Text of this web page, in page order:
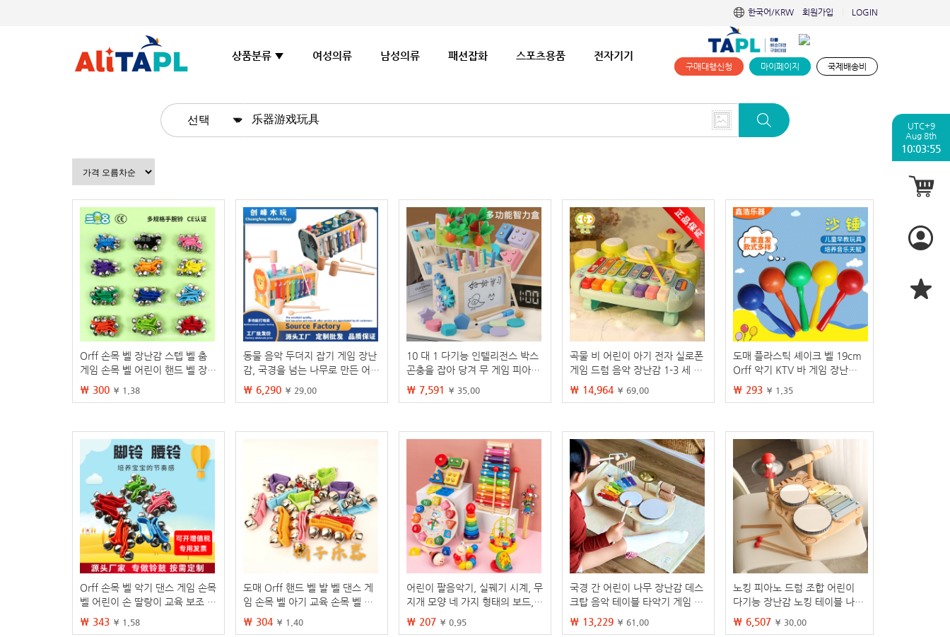
한국어/KRW 회원가입 LOGIN
상품분류 ▼ 여성의류 남성의류 패션잡화 스포츠용품 전자기기
구매대행신청 마이페이지 국제배송비
UTC+9
Aug 8th
10:03:56
Orff 손목 벨 장난감 스텝 벨 춤
게임 손목 벨 어린이 핸드 벨 장난
감 풋벨 허리 벨
₩ 300 ¥ 1.38
동물 음악 두더지 잡기 게임 장난
감, 국경을 넘는 나무로 만든 어린
이 교육용 두드림 악기, 트위스트
스틱, 트위스트 마우스
₩ 6,290 ¥ 29.00
10 대 1 다기능 인텔리전스 박스
곤충을 잡아 당겨 무 게임 피아노
드로잉 보드 모양 일치 어린이 조
기 교육 장난감
₩ 7,591 ¥ 35.00
곡물 비 어린이 아기 전자 실로폰
게임 드럼 음악 장난감 1-3 세 아
기 조기 교육 장난감 피아노
₩ 14,964 ¥ 69.00
도매 플라스틱 셰이크 벨 19cm
Orff 악기 KTV 바 게임 장난감
유아 악기 둥근 머리 셰이크 벨
₩ 293 ¥ 1.35
Orff 손목 벨 악기 댄스 게임 손목
벨 어린이 손 딸랑이 교육 보조 발
벨 허리 벨
₩ 343 ¥ 1.58
도매 Orff 핸드 벨 발 벨 댄스 게
임 손목 벨 아기 교육 손목 벨 어
린이 손목 벨
₩ 304 ¥ 1.40
어린이 팔음악기, 실꿰기 시계, 무
지개 모양 네 가지 형태의 보드,
유치원 아기 교육용 장난감 도매
₩ 207 ¥ 0.95
국경 간 어린이 나무 장난감 데스
크탑 음악 테이블 타악기 게임 아
기 조기 교육 드럼 세트 계몽 장난
감
₩ 13,229 ¥ 61.00
노킹 피아노 드럼 조합 어린이
다기능 장난감 노킹 테이블 나무
게임 테이블 오르프 음악 아기
악기
₩ 6,507 ¥ 30.00